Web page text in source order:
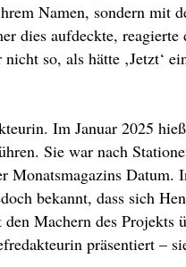
Namen, sondern mit
dies aufdeckte, reagierte
so, als hätte ‚Jetzt‘
Im Januar 2025
Sie war nach
Monatsmagazins Datum.
bekannt, dass sich
Machern des Projekts
präsentiert –